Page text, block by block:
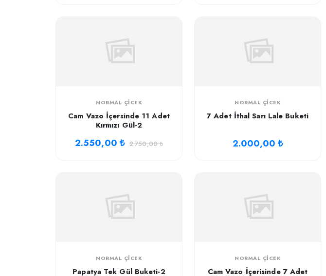
NORMAL ÇICEK
Cam Vazo İçersinde 11 Adet
Kırmızı Gül-2
2.550,00 ₺ 2.750,00 ₺
NORMAL ÇICEK
7 Adet İthal Sarı Lale Buketi
2.000,00 ₺
NORMAL ÇICEK
Papatya Tek Gül Buketi-2
NORMAL ÇICEK
Cam Vazo İçerisinde 7 Adet